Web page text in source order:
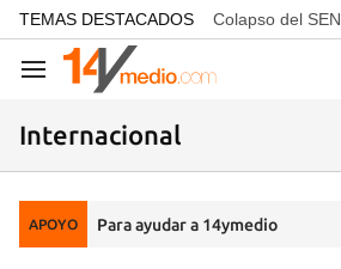
common.go-to-content
TEMAS DESTACADOS Colapso del SEN
Navegación
Internacional
APOYO Para ayudar a 14ymedio